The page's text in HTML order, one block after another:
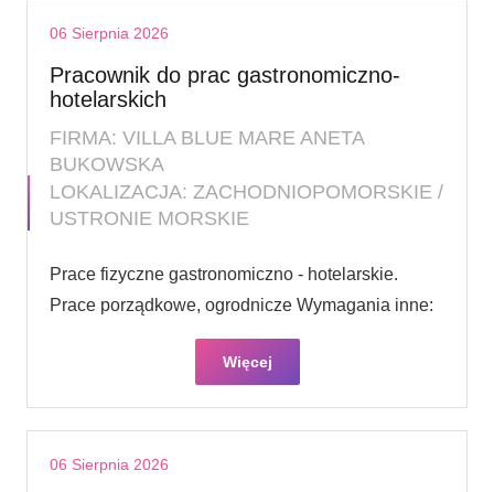
06 Sierpnia 2026
Pracownik do prac gastronomiczno-
hotelarskich
FIRMA: VILLA BLUE MARE ANETA
BUKOWSKA
LOKALIZACJA: ZACHODNIOPOMORSKIE /
USTRONIE MORSKIE
Prace fizyczne gastronomiczno - hotelarskie.
Prace porządkowe, ogrodnicze Wymagania inne:
Więcej
06 Sierpnia 2026